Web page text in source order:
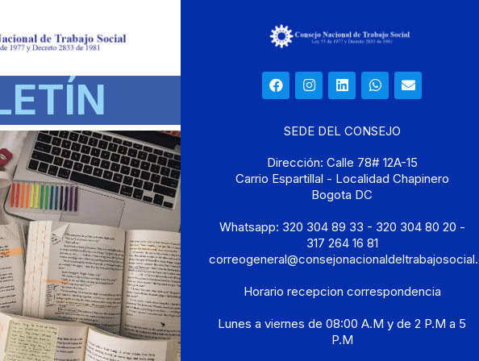
SEDE DEL CONSEJO
Dirección: Calle 78# 12A-15
Carrio Espartillal - Localidad Chapinero
Bogota DC
Whatsapp: 320 304 89 33 - 320 304 80 20 -
317 264 16 81
Horario recepcion correspondencia
Lunes a viernes de 08:00 A.M y de 2 P.M a 5
P.M